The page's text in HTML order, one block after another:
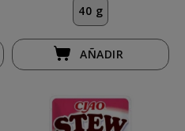
40 g
AÑADIR